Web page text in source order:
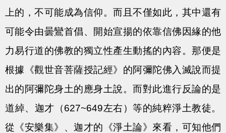
上的，不可能成為信仰。而且不僅如此，其中還有
可能令由曇鸞首倡、開始宣揚的依靠信佛因緣的他
力易行道的佛教的獨立性產生動搖的內容。那便是
根據《觀世音菩薩授記經》的阿彌陀佛入滅說而提
出的阿彌陀身土的應身土說。而對此進行反論的是
道綽、迦才（627~649左右）等的純粹淨土教徒。
從《安樂集》、迦才的《淨土論》來看，可知他們